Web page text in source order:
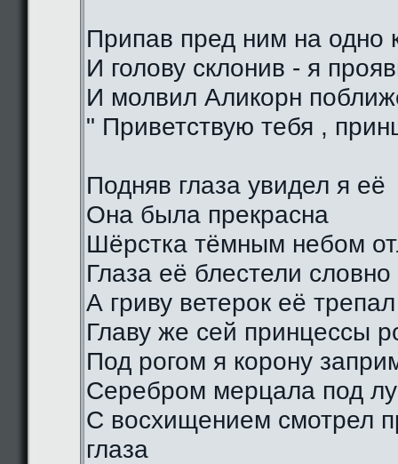
Припав пред ним на одно
И голову склонив - я
И молвил Аликорн
" Приветствую тебя ,
Подняв глаза увидел я её
Она была прекрасна
Шёрстка тёмным небом
Глаза её блестели
А гриву ветерок её трепал
Главу же сей принцессы
Под рогом я корону
Серебром мерцала под
С восхищением смотрел
глаза